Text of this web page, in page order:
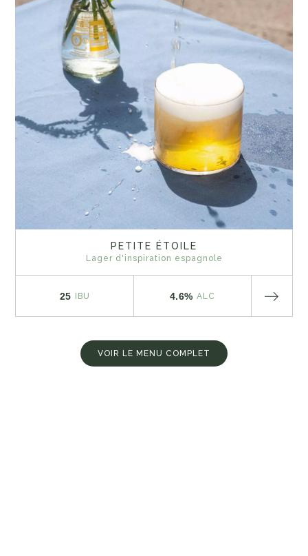
PETITE ÉTOILE
Lager d'inspiration espagnole
25 IBU 4.6% ALC
VOIR LE MENU COMPLET